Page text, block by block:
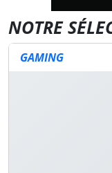
NOTRE
GAMING